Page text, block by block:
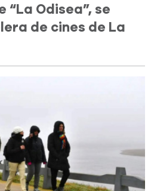
“La Odisea”, se
de cines de La